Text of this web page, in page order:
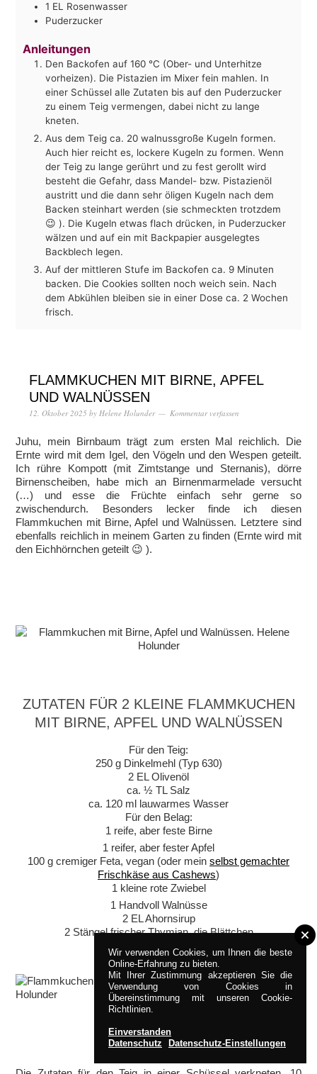
1 EL Rosenwasser
Puderzucker
Anleitungen
Den Backofen auf 160 °C (Ober- und Unterhitze
vorheizen). Die Pistazien im Mixer fein mahlen. In
einer Schüssel alle Zutaten bis auf den Puderzucker
zu einem Teig vermengen, dabei nicht zu lange
kneten.
Aus dem Teig ca. 20 walnussgroße Kugeln formen.
Auch hier reicht es, lockere Kugeln zu formen. Wenn
der Teig zu lange gerührt und zu fest gerollt wird
besteht die Gefahr, dass Mandel- bzw. Pistazienöl
austritt und die dann sehr öligen Kugeln nach dem
Backen steinhart werden (sie schmeckten trotzdem
😉 ). Die Kugeln etwas flach drücken, in Puderzucker
wälzen und auf ein mit Backpapier ausgelegtes
Backblech legen.
Auf der mittleren Stufe im Backofen ca. 9 Minuten
backen. Die Cookies sollten noch weich sein. Nach
dem Abkühlen bleiben sie in einer Dose ca. 2 Wochen
frisch.
FLAMMKUCHEN MIT BIRNE, APFEL
UND WALNÜSSEN
12. Oktober 2025 by Helene Holunder Kommentar verfassen
Juhu, mein Birnbaum trägt zum ersten Mal reichlich. Die
Ernte wird mit dem Igel, den Vögeln und den Wespen geteilt.
Ich rühre Kompott (mit Zimtstange und Sternanis), dörre
Birnenscheiben, habe mich an Birnenmarmelade versucht
(…) und esse die Früchte einfach sehr gerne so
zwischendurch. Besonders lecker finde ich diesen
Flammkuchen mit Birne, Apfel und Walnüssen. Letztere sind
ebenfalls reichlich in meinem Garten zu finden (Ernte wird mit
den Eichhörnchen geteilt 😉 ).
ZUTATEN FÜR 2 KLEINE FLAMMKUCHEN
MIT BIRNE, APFEL UND WALNÜSSEN
Für den Teig:
250 g Dinkelmehl (Typ 630)
2 EL Olivenöl
ca. ½ TL Salz
ca. 120 ml lauwarmes Wasser
Für den Belag:
1 reife, aber feste Birne
1 reifer, aber fester Apfel
100 g cremiger Feta, vegan (oder mein selbst gemachter
Frischkäse aus Cashews)
1 kleine rote Zwiebel
1 Handvoll Walnüsse
2 EL Ahornsirup
2 Stängel frischer Thymian, die Blättchen
ZUBEREITUNG
Wir verwenden Cookies, um Ihnen die beste
Online-Erfahrung zu bieten.
Mit Ihrer Zustimmung akzeptieren Sie die
Verwendung von Cookies in
Übereinstimmung mit unseren Cookie-
Richtlinien.
Einverstanden
Datenschutz
Datenschutz-Einstellungen